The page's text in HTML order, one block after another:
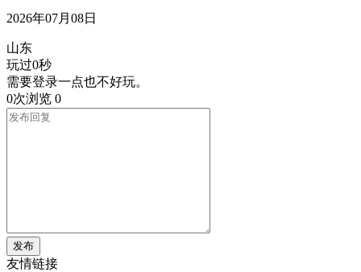
2026年07月08日
山东
玩过0秒
需要登录一点也不好玩。
0次浏览 0
发布
友情链接